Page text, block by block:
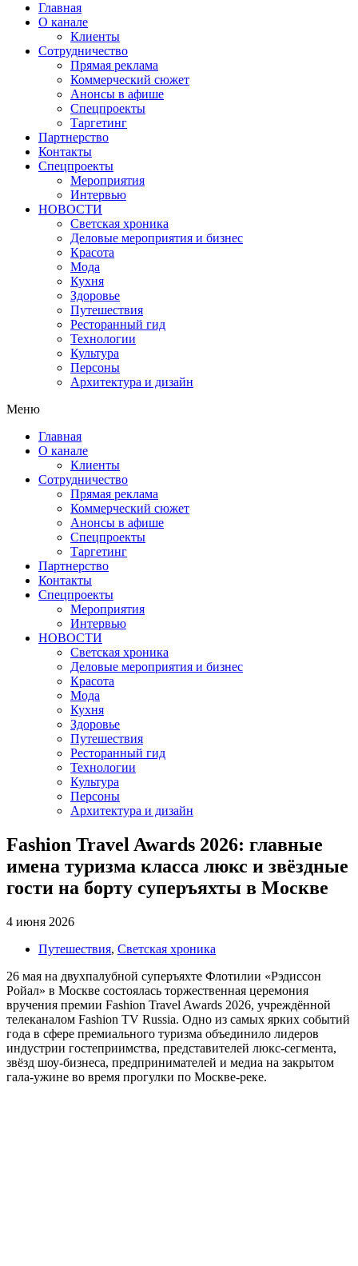
Главная
О канале
Клиенты
Сотрудничество
Прямая реклама
Коммерческий сюжет
Анонсы в афише
Cпецпроекты
Таргетинг
Партнерство
Контакты
Спецпроекты
Мероприятия
Интервью
НОВОСТИ
Светская хроника
Деловые мероприятия и бизнес
Красота
Мода
Кухня
Здоровье
Путешествия
Ресторанный гид
Технологии
Культура
Персоны
Архитектура и дизайн
Меню
Главная
О канале
Клиенты
Сотрудничество
Прямая реклама
Коммерческий сюжет
Анонсы в афише
Cпецпроекты
Таргетинг
Партнерство
Контакты
Спецпроекты
Мероприятия
Интервью
НОВОСТИ
Светская хроника
Деловые мероприятия и бизнес
Красота
Мода
Кухня
Здоровье
Путешествия
Ресторанный гид
Технологии
Культура
Персоны
Архитектура и дизайн
Fashion Travel Awards 2026: главные
имена туризма класса люкс и звёздные
гости на борту суперъяхты в Москве
4 июня 2026
Путешествия, Светская хроника
26 мая на двухпалубной суперъяхте Флотилии «Рэдиссон
Ройал» в Москве состоялась торжественная церемония
вручения премии Fashion Travel Awards 2026, учреждённой
телеканалом Fashion TV Russia. Одно из самых ярких событий
года в сфере премиального туризма объединило лидеров
индустрии гостеприимства, представителей люкс-сегмента,
звёзд шоу-бизнеса, предпринимателей и медиа на закрытом
гала-ужине во время прогулки по Москве-реке.